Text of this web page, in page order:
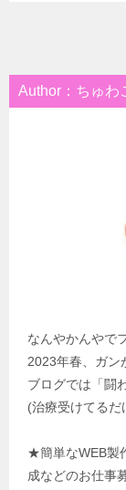
Author：ちゅわ
なんやかんやで
2023年春、ガン
ブログでは「闘
(治療受けてるだ
★簡単なWEB製
成などのお仕事